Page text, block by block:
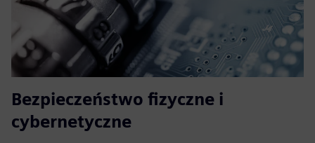
Bezpieczeństwo fizyczne i
cybernetyczne